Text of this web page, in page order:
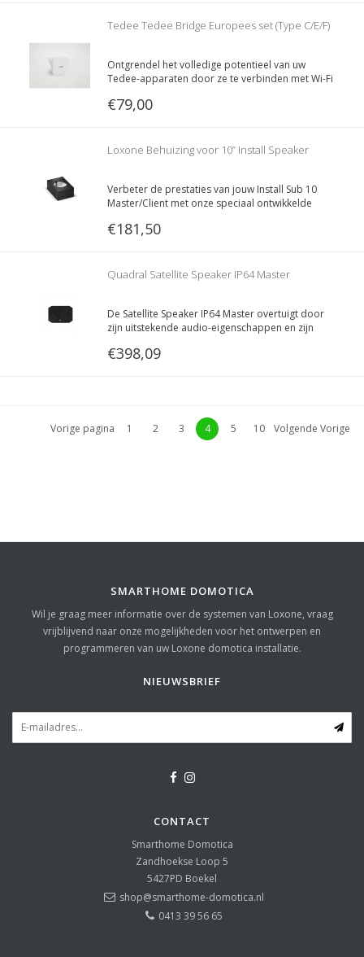
Tedee Tedee Bridge Europees set (Type C/E/F)
Ontgrendel het volledige potentieel van uw
Tedee-apparaten door ze te verbinden met Wi-Fi
€79,00
Loxone Behuizing voor 10” Install Speaker
Verbeter de prestaties van jouw Install Sub 10
Master/Client met onze speciaal ontwikkelde
€181,50
Quadral Satellite Speaker IP64 Master
De Satellite Speaker IP64 Master overtuigt door
zijn uitstekende audio-eigenschappen en zijn
€398,09
Vorige pagina 1 2 3 4 5 10 Volgende Vorige
SMARTHOME DOMOTICA
Wil je graag meer informatie over de systemen van Loxone, vraag
vrijblijvend naar onze mogelijkheden voor het ontwerpen en
programmeren van uw Loxone domotica installatie.
NIEUWSBRIEF
CONTACT
Smarthome Domotica
Zandhoekse Loop 5
5427PD Boekel
shop@smarthome-domotica.nl
0413 39 56 65